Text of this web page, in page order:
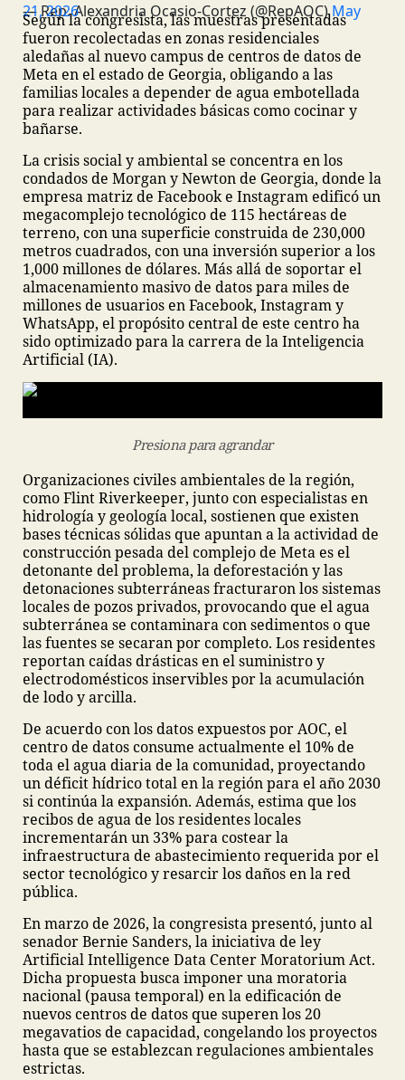
— Rep. Alexandria Ocasio-Cortez (@RepAOC)
May 21, 2026
Según la congresista, las muestras presentadas
fueron recolectadas en zonas residenciales
aledañas al nuevo campus de centros de datos de
Meta en el estado de Georgia, obligando a las
familias locales a depender de agua embotellada
para realizar actividades básicas como cocinar y
bañarse.
La crisis social y ambiental se concentra en los
condados de Morgan y Newton de Georgia, donde la
empresa matriz de Facebook e Instagram edificó un
megacomplejo tecnológico de 115 hectáreas de
terreno, con una superficie construida de 230,000
metros cuadrados, con una inversión superior a los
1,000 millones de dólares. Más allá de soportar el
almacenamiento masivo de datos para miles de
millones de usuarios en Facebook, Instagram y
WhatsApp, el propósito central de este centro ha
sido optimizado para la carrera de la Inteligencia
Artificial (IA).
Presiona para agrandar
Organizaciones civiles ambientales de la región,
como Flint Riverkeeper, junto con especialistas en
hidrología y geología local, sostienen que existen
bases técnicas sólidas que apuntan a la actividad de
construcción pesada del complejo de Meta es el
detonante del problema, la deforestación y las
detonaciones subterráneas fracturaron los sistemas
locales de pozos privados, provocando que el agua
subterránea se contaminara con sedimentos o que
las fuentes se secaran por completo. Los residentes
reportan caídas drásticas en el suministro y
electrodomésticos inservibles por la acumulación
de lodo y arcilla.
De acuerdo con los datos expuestos por AOC, el
centro de datos consume actualmente el 10% de
toda el agua diaria de la comunidad, proyectando
un déficit hídrico total en la región para el año 2030
si continúa la expansión. Además, estima que los
recibos de agua de los residentes locales
incrementarán un 33% para costear la
infraestructura de abastecimiento requerida por el
sector tecnológico y resarcir los daños en la red
pública.
En marzo de 2026, la congresista presentó, junto al
senador Bernie Sanders, la iniciativa de ley
Artificial Intelligence Data Center Moratorium Act.
Dicha propuesta busca imponer una moratoria
nacional (pausa temporal) en la edificación de
nuevos centros de datos que superen los 20
megavatios de capacidad, congelando los proyectos
hasta que se establezcan regulaciones ambientales
estrictas.